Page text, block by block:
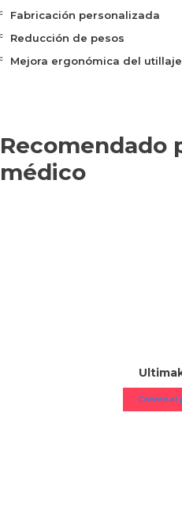
Fabricación personalizada
Reducción de pesos
Mejora ergonómica del utillaje
Recomendado
médico
Conoce el